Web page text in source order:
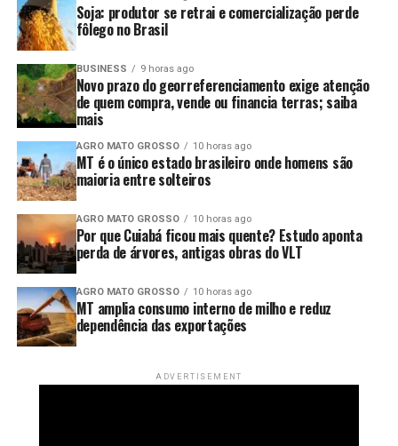
Figura 1. Análise de árvore de regressão mostrando os
principais fatores que explicam a variabilidade da
produtividade da soja. Cada nó terminal exibe a produtividade
média (Mg ha -1
que ele representa. Os painéis (A) e (C) mostram a
classificação dos grupos de alta produtividade (HY – Alta
produtividade) e baixa produtividade (LY, Baixa produtividade),
enquanto os painéis (B) e (D) apresentam a importância
relativa de cada variável na explicação da variação da
produtividade. DOY (dia do ano).
corrigidas com calcário apresentam produtividade
superior, aprofundado mais, conseguimos que calagens
anuais produziram maiores rendimentos do que
que se explica devido a que aplicações cada ano mantem
Soja: produtor se retrai e comercialização perde
fôlego no Brasil
BUSINESS 9 horas ago
Novo prazo do georreferenciamento exige atenção
de quem compra, vende ou financia terras; saiba
mais
AGRO MATO GROSSO 10 horas ago
MT é o único estado brasileiro onde homens são
maioria entre solteiros
AGRO MATO GROSSO 10 horas ago
Por que Cuiabá ficou mais quente? Estudo aponta
perda de árvores, antigas obras do VLT
AGRO MATO GROSSO 10 horas ago
MT amplia consumo interno de milho e reduz
dependência das exportações
ADVERTISEMENT